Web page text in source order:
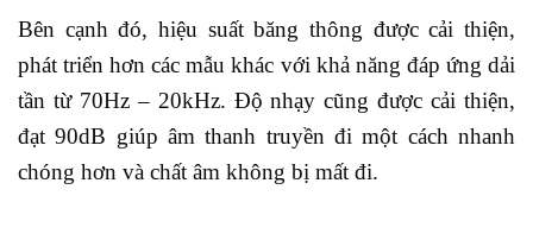
Bên cạnh đó, hiệu suất băng thông được cải thiện,
phát triển hơn các mẫu khác với khả năng đáp ứng dải
tần từ 70Hz – 20kHz. Độ nhạy cũng được cải thiện,
đạt 90dB giúp âm thanh truyền đi một cách nhanh
chóng hơn và chất âm không bị mất đi.